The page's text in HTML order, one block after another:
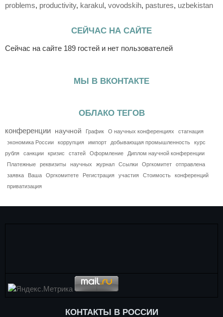
problems, productivity, karakul, vovodskih, pastures, uzbekistan
СЕЙЧАС НА САЙТЕ
Сейчас на сайте 189 гостей и нет пользователей
МЫ В ВКОНТАКТЕ
ОБЛАКО ТЕГОВ
конференции научной График О научных конференциях
стагнация
экономика России
коррупция импорт добывающая промышленность
курс
рубля
санкции кризис статей Оформление
Диплом научной конференции
Платежные
реквизиты научных журнал Ссылки Оргкомитет
отправлена
заявка
Ваша Оргкомитете Регистрация участия Стоимость
конференций
приватизация
КОНТАКТЫ В РОССИИ